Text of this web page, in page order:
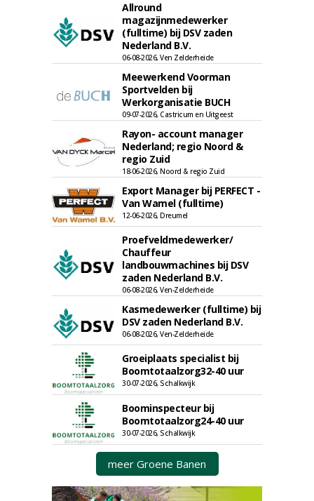
Allround
magazijnmedewerker
(fulltime) bij DSV zaden
Nederland B.V.
06-08-2026, Ven Zelderheide
Meewerkend Voorman
Sportvelden bij
Werkorganisatie BUCH
09-07-2026, Castricum en Uitgeest
Rayon- account manager
Nederland; regio Noord &
regio Zuid
18-06-2026, Noord & regio Zuid
Export Manager bij PERFECT -
Van Wamel (fulltime)
12-06-2026, Dreumel
Proefveldmedewerker/
Chauffeur
landbouwmachines bij DSV
zaden Nederland B.V.
06-08-2026, Ven-Zelderheide
Kasmedewerker (fulltime) bij
DSV zaden Nederland B.V.
06-08-2026, Ven-Zelderheide
Groeiplaats specialist bij
Boomtotaalzorg32-40 uur
30-07-2026, Schalkwijk
Boominspecteur bij
Boomtotaalzorg24-40 uur
30-07-2026, Schalkwijk
meer Groene Banen